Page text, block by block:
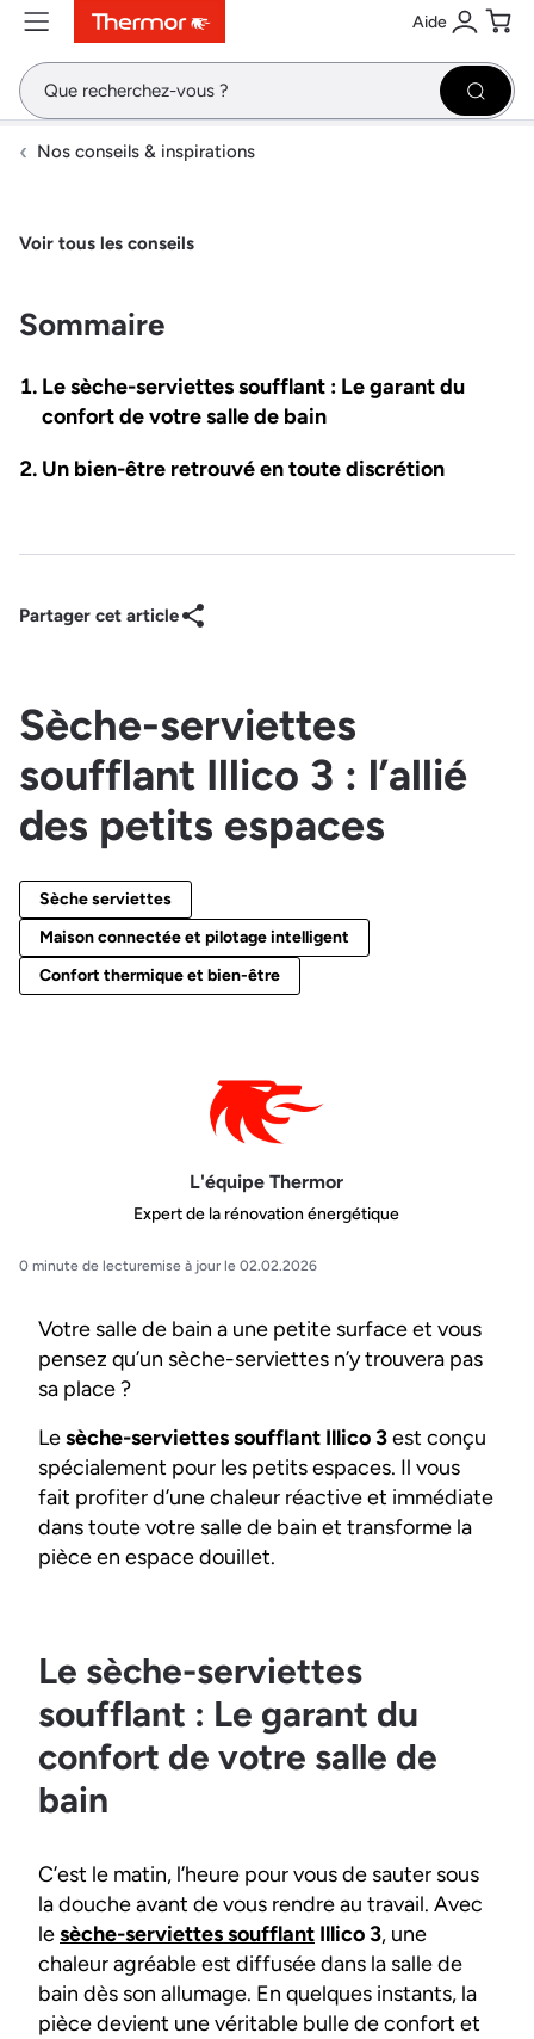
ContenuMenuRecherche Aide
Se
Nos conseils & inspirations
Voir tous les conseils
Sommaire
Le sèche-serviettes soufflant : Le garant du
confort de votre salle de bain
Un bien-être retrouvé en toute discrétion
Partager cet article
Sèche-serviettes
soufflant Illico 3 : l’allié
des petits espaces
Sèche serviettes
Maison connectée et pilotage intelligent
Confort thermique et bien-être
L'équipe Thermor
Expert de la rénovation énergétique
0 minute de lecturemise à jour le 02.02.2026
Votre salle de bain a une petite surface et vous
pensez qu’un sèche-serviettes n’y trouvera pas
sa place ?
Lesèche-serviettes soufflant Illico 3est conçu
spécialement pour les petits espaces. Il vous
fait profiter d’une chaleur réactive et immédiate
dans toute votre salle de bain et transforme la
pièce en espace douillet.
Le sèche-serviettes
soufflant : Le garant du
confort de votre salle de
bain
C’est le matin, l’heure pour vous de sauter sous
la douche avant de vous rendre au travail. Avec
lesèche-serviettes soufflant Illico 3, une
chaleur agréable est diffusée dans la salle de
bain dès son allumage. En quelques instants, la
pièce devient une véritable bulle de confort et